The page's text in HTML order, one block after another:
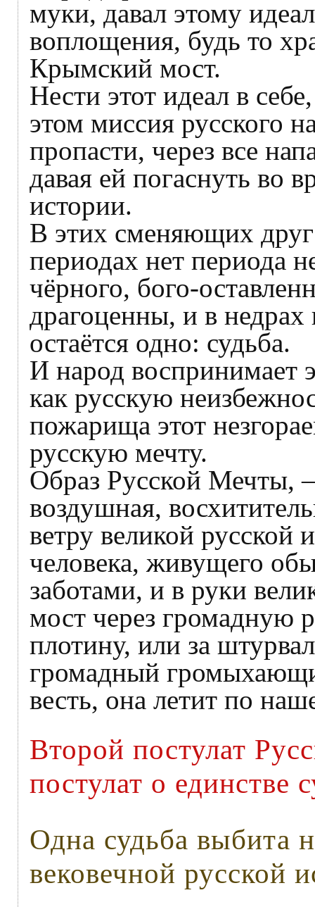
муки, давал этому
воплощения, будь то
Крымский мост.
Нести этот идеал в
этом миссия русского
пропасти, через все
давая ей погаснуть во
истории.
В этих сменяющих друг
периодах нет периода
чёрного, бого-
драгоценны, и в
остаётся одно: судьба.
И народ воспринимает
как русскую
пожарища этот
русскую мечту.
Образ Русской Мечты,
воздушная,
ветру великой русской
человека, живущего
заботами, и в руки
мост через громадную
плотину, или за
громадный
весть, она летит по
Второй постулат
постулат о единстве
Одна судьба выбита
вековечной русской